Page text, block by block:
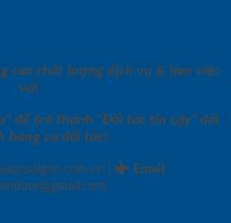
cao chất lượng dịch vụ & làm việc
với
để trở thành “Đối tác tin cậy” đối
hàng và đối tác!.
Email :